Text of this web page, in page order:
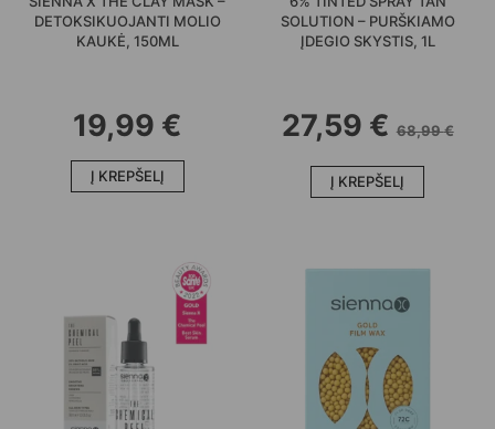
DETOKSIKUOJANTI MOLIO
KAUKĖ, 150ML
19,99 €
Į KREPŠELĮ
SOLUTION – PURŠKIAMO
ĮDEGIO SKYSTIS, 1L
27,59 € 68,99€
Į KREPŠELĮ